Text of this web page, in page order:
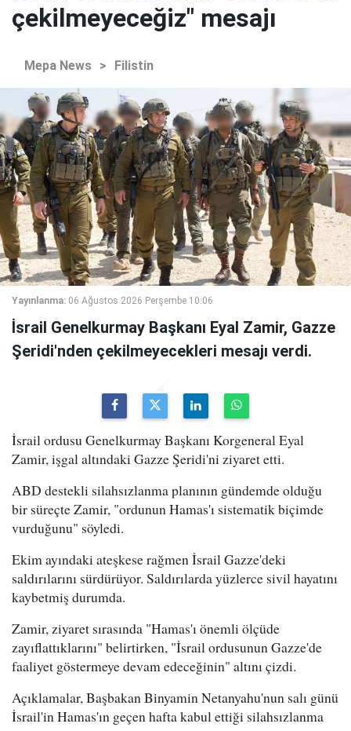
çekilmeyeceğiz" mesajı
Mepa News > Filistin
Yayınlanma: 06 Ağustos 2026 Perşembe 10:06
İsrail Genelkurmay Başkanı Eyal Zamir, Gazze
Şeridi'nden çekilmeyecekleri mesajı verdi.
İsrail ordusu Genelkurmay Başkanı Korgeneral Eyal
Zamir, işgal altındaki Gazze Şeridi'ni ziyaret etti.
ABD destekli silahsızlanma planının gündemde olduğu
bir süreçte Zamir, "ordunun Hamas'ı sistematik biçimde
vurduğunu" söyledi.
Ekim ayındaki ateşkese rağmen İsrail Gazze'deki
saldırılarını sürdürüyor. Saldırılarda yüzlerce sivil hayatını
kaybetmiş durumda.
Zamir, ziyaret sırasında "Hamas'ı önemli ölçüde
zayıflattıklarını" belirtirken, "İsrail ordusunun Gazze'de
faaliyet göstermeye devam edeceğinin" altını çizdi.
Açıklamalar, Başbakan Binyamin Netanyahu'nun salı günü
İsrail'in Hamas'ın geçen hafta kabul ettiği silahsızlanma